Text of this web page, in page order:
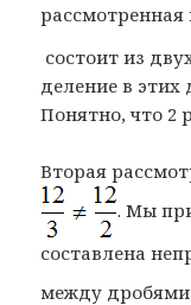
состоит из
деление в этих
Понятно, что 2
Вторая
. Мы
составлена
между дробями